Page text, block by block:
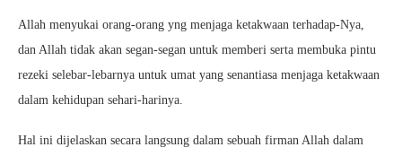
Allah menyukai orang-orang yng menjaga ketakwaan terhadap-Nya,
dan Allah tidak akan segan-segan untuk memberi serta membuka pintu
rezeki selebar-lebarnya untuk umat yang senantiasa menjaga ketakwaan
dalam kehidupan sehari-harinya.
Hal ini dijelaskan secara langsung dalam sebuah firman Allah dalam